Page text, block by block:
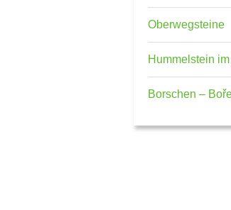
Oberwegsteine
Hummelstein
Borschen –